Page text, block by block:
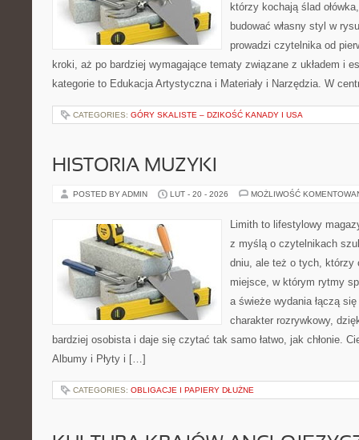
którzy kochają ślad
budować własny styl w
prowadzi czytelnika od
kroki, aż po bardziej wymagające tematy związane z układem i
kategorie to Edukacja Artystyczna i Materiały i Narzędzia. W
CATEGORIES: GÓRY SKALISTE – DZIKOŚĆ KANADY I USA
HISTORIA MUZYKI
POSTED BY ADMIN LUT - 20 - 2026 MOŻLIWOŚĆ
Limith to lifestylowy
z myślą o czytelnikach
dniu, ale też o tych, którzy
miejsce, w którym rytmy
a świeże wydania łączą
charakter rozrywkowy,
bardziej osobista i daje się czytać tak samo łatwo, jak chłonie.
Albumy i Płyty i […]
CATEGORIES: OBLIGACJE I PAPIERY DŁUŻNE